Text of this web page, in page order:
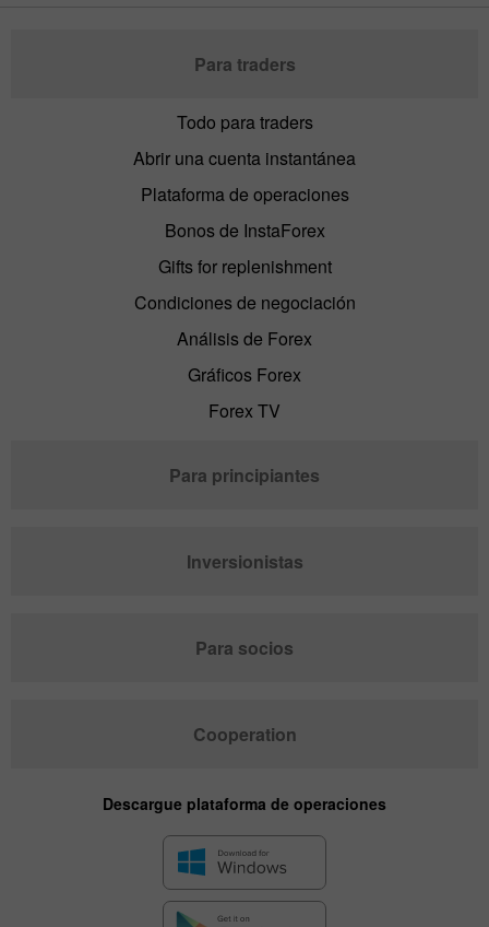
Para traders
Todo para traders
Abrir una cuenta instantánea
Plataforma de operaciones
Bonos de InstaForex
Gifts for replenishment
Condiciones de negociación
Análisis de Forex
Gráficos Forex
Forex TV
Para principiantes
Inversionistas
Para socios
Cooperation
Descargue plataforma de operaciones